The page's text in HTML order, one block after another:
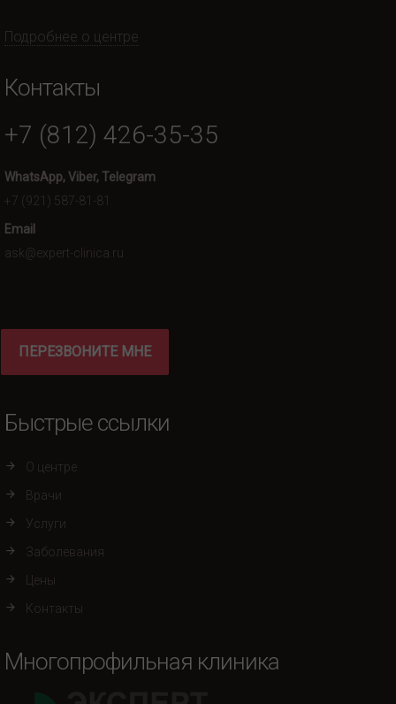
Подробнее о центре
Контакты
+7 (812) 426-35-35
WhatsApp, Viber, Telegram
+7 (921) 587-81-81
Email
ask@expert-clinica.ru
ПЕРЕЗВОНИТЕ МНЕ
Быстрые ссылки
О центре
Врачи
Услуги
Заболевания
Цены
Контакты
Многопрофильная клиника